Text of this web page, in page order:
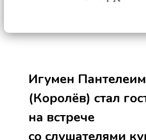
Игумен
(Королёв) стал
на встрече
со слушателями